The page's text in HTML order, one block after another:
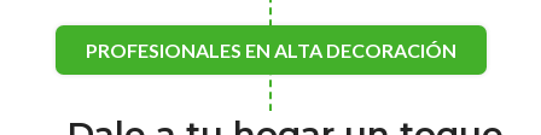
PROFESIONALES EN ALTA DECORACIÓN